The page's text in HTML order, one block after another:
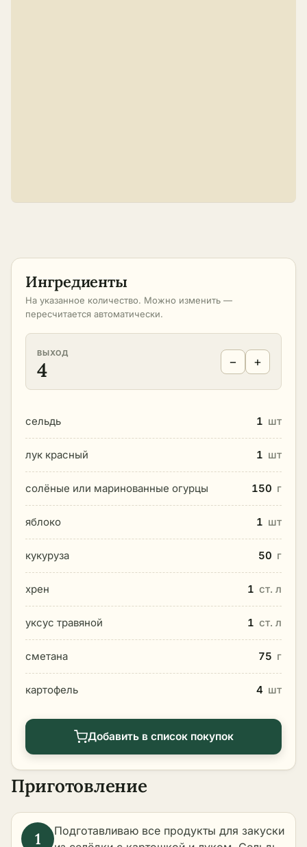
Ингредиенты
На указанное количество. Можно изменить —
пересчитается автоматически.
ВЫХОД
4 − +
сельдь 1 шт
лук красный 1 шт
солёные или маринованные огурцы 150 г
яблоко 1 шт
кукуруза 50 г
хрен 1 ст. л
уксус травяной 1 ст. л
сметана 75 г
картофель 4 шт
Добавить в список покупок
Приготовление
Подготавливаю все продукты для закуски